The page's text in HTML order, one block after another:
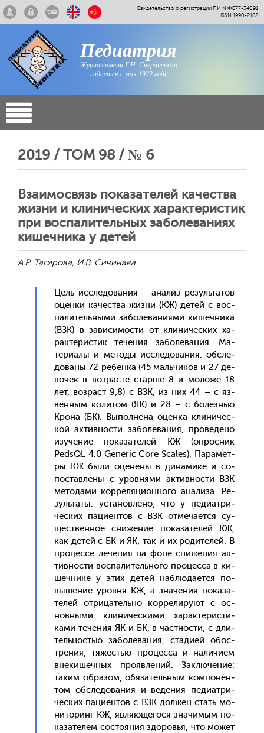
Свидетельство о регистрации ПИ N ФС77-34091
ISSN 1990-2182
Педиатрия
Журнал имени Г.Н. Сперанского
издается с мая 1922 года
2019 / ТОМ 98 / № 6
Взаимосвязь показателей качества
жизни и клинических характеристик
при воспалительных заболеваниях
кишечника у детей
А.Р. Тагирова, И.В. Сичинава
Цель ис­сле­дова­ния – ана­лиз ре­зуль­та­тов
оцен­ки ка­чес­тва жиз­ни (КЖ) де­тей с вос­
па­литель­ны­ми за­боле­вани­ями ки­шеч­ни­ка
(ВЗК) в за­виси­мос­ти от кли­ничес­ких ха­
рак­те­рис­тик те­чения за­боле­вания. Ма­
тери­алы и ме­тоды ис­сле­дова­ния: об­сле­
дова­ны 72 ре­бен­ка (45 маль­чи­ков и 27 де­
вочек в воз­расте стар­ше 8 и мо­ложе 18
лет, воз­раст 9,8) с ВЗК, из них 44 – с яз­
венным ко­литом (ЯК) и 28 – с бо­лезнью
Кро­на (БК). Вы­пол­не­на оцен­ка кли­ничес­
кой ак­тивнос­ти за­боле­вания, про­веде­но
изу­чение по­каза­телей КЖ (оп­росник
PedsQL 4.0 Generic Core Scales). Па­рамет­
ры КЖ бы­ли оце­нены в ди­нами­ке и со­
пос­тавле­ны с уров­ня­ми ак­тивнос­ти ВЗК
ме­тода­ми кор­ре­ляци­он­но­го ана­лиза. Ре­
зуль­та­ты: ус­та­нов­ле­но, что у пе­ди­ат­ри­
чес­ких па­ци­ен­тов с ВЗК от­ме­ча­ет­ся су­
щес­твен­ное сни­жение по­каза­телей КЖ,
как де­тей с БК и ЯК, так и их ро­дите­лей. В
про­цес­се ле­чения на фо­не сни­жения ак­
тивнос­ти вос­па­литель­но­го про­цес­са в ки­
шеч­ни­ке у этих де­тей наб­лю­да­ет­ся по­
выше­ние уров­ня КЖ, а зна­чения по­каза­
телей от­ри­цатель­но кор­ре­лиру­ют с ос­
новны­ми кли­ничес­ки­ми ха­рак­те­рис­ти­
ками те­чения ЯК и БК, в час­тнос­ти, с дли­
тель­ностью за­боле­вания, ста­ди­ей обос­
тре­ния, тя­жестью про­цес­са и на­личи­ем
вне­кишеч­ных про­яв­ле­ний. Зак­лю­чение:
та­ким об­ра­зом, обя­затель­ным ком­по­нен­
том об­сле­дова­ния и ве­дения пе­ди­ат­ри­
чес­ких па­ци­ен­тов с ВЗК дол­жен стать мо­
нито­ринг КЖ, яв­ля­юще­гося зна­чимым по­
каза­телем сос­то­яния здо­ровья, что мо­жет